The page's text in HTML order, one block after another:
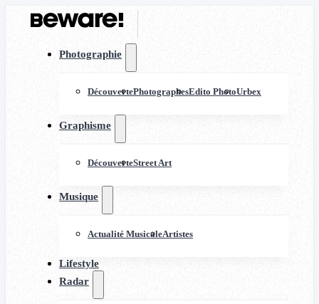
Photographie
DécouvertePhotographesEdito PhotoUrbex
Graphisme
DécouverteStreet Art
Musique
Actualité MusicaleArtistes
Lifestyle
Radar